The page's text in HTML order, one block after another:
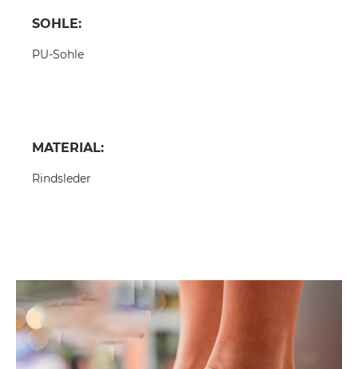
SOHLE:
PU-Sohle
MATERIAL:
Rindsleder